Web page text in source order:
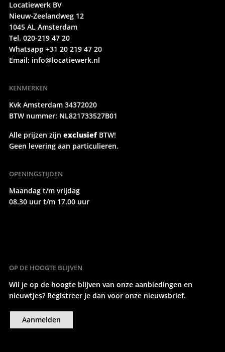
Locatiewerk BV
Nieuw-Zeelandweg 12
1045 AL Amsterdam
Tel. 020-219 47 20
Whatsapp +31 20 219 47 20
Email: info@locatiewerk.nl
KENMERKEN
Kvk Amsterdam 34372020
BTW nummer: NL821733527B01
Alle prijzen zijn exclusiefBTW!
Geen levering aan particulieren.
OPENINGSTIJDEN
Maandag t/m vrijdag
08.30 uur t/m 17.00 uur
OP DE HOOGTE BLIJVEN
Wil je op de hoogte blijven van onze aanbiedingen en
nieuwtjes? Registreer je dan voor onze nieuwsbrief.
Aanmelden